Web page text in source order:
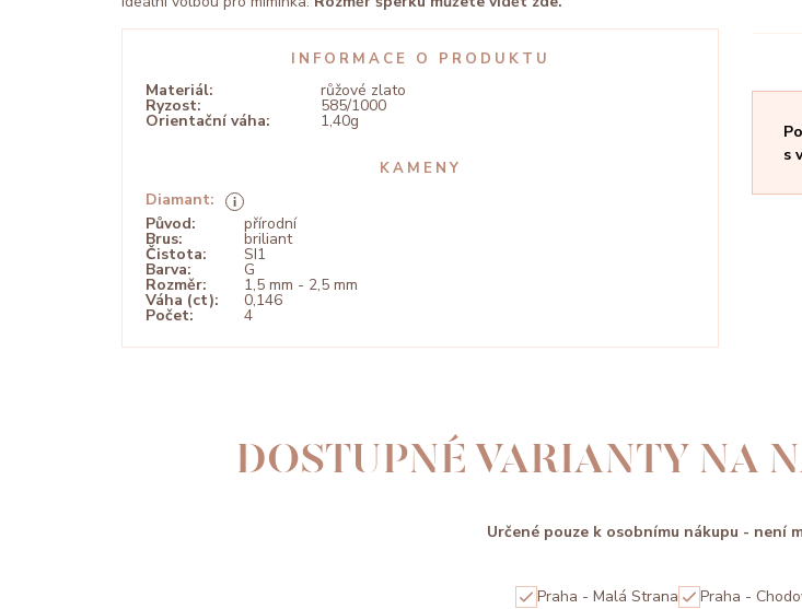
INFORMACE O PRODUKTU
Materiál: růžové zlato
Ryzost: 585/1000
Orientační váha: 1,40g
KAMENY
Diamant:
Původ:
přírodní
Brus: briliant
Čistota: SI1
Barva: G
Rozměr: 1,5 mm - 2,5 mm
Váha (ct): 0,146
Počet: 4
s
DOSTUPNÉ VARIANTY NA
Určené pouze k osobnímu nákupu - není
Praha - Malá Strana Praha -